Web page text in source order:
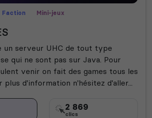
Faction Mini-jeux
un serveur UHC de tout type
qui ne sont pas sur Java. Pour
venir on fait des games tous les
plus d'information n'hésitez d'aller...
2 869
clics